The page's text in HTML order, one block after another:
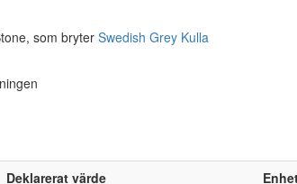
som bryter Swedish Grey Kulla
Deklarerat värde